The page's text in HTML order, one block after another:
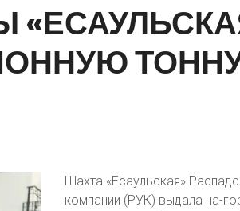
Шахта «Есаульская»
компании (РУК) выдала на-